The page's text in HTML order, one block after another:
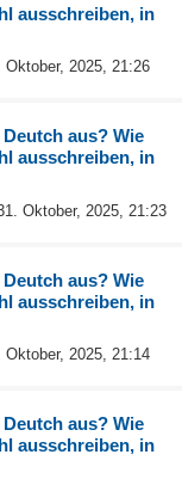
ausschreiben, in
2025, 21:26
aus? Wie
ausschreiben, in
Oktober, 2025, 21:23
aus? Wie
ausschreiben, in
2025, 21:14
aus? Wie
ausschreiben, in